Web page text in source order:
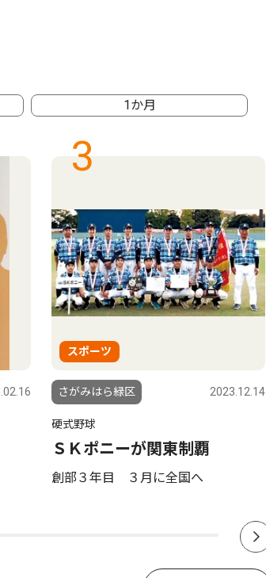
1か月
3
スポーツ
さがみはら緑区 2023.12.14
硬式野球
ＳＫポニーが関東制覇
創部３年目 ３月に全国へ